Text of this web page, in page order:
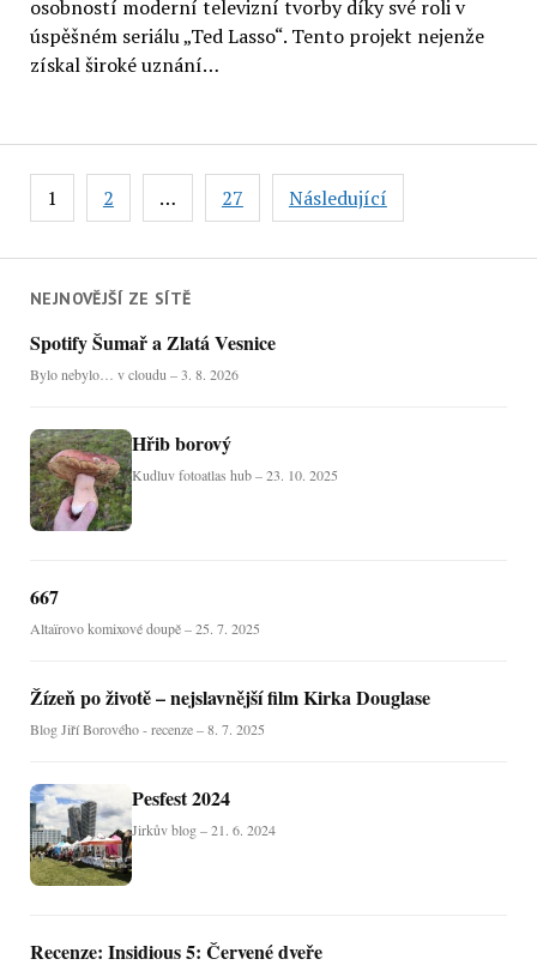
NEJNOVĚJŠÍ ZE SÍTĚ
Spotify Šumař a Zlatá Vesnice
Bylo nebylo… v cloudu – 3. 8. 2026
Hřib borový
Kudluv fotoatlas hub – 23. 10. 2025
667
Altaïrovo komixové doupě – 25. 7. 2025
Žízeň po životě – nejslavnější film Kirka Douglase
Blog Jiří Borového - recenze – 8. 7. 2025
Pesfest 2024
Jirkův blog – 21. 6. 2024
Recenze: Insidious 5: Červené dveře
osobností moderní televizní tvorby díky své roli v
úspěšném seriálu „Ted Lasso“. Tento projekt nejenže
získal široké uznání…
Stránkování
příspěvků
1 2 … 27 Následující